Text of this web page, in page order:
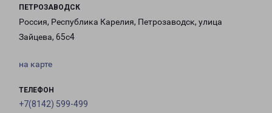
ПЕТРОЗАВОДСК
Россия, Республика Карелия, Петрозаводск, улица
Зайцева, 65с4
на карте
ТЕЛЕФОН
+7(8142) 599-499